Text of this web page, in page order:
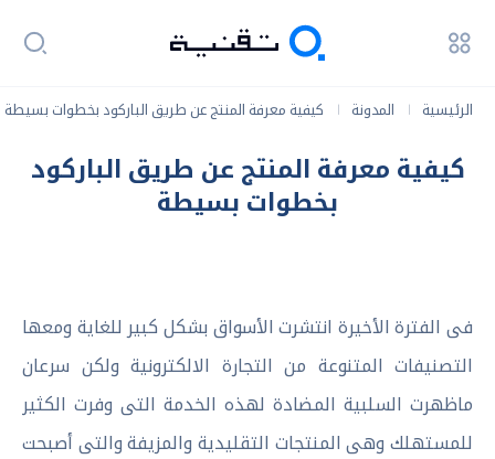
الرئيسية | المدونة | كيفية معرفة المنتج عن طريق الباركود بخطوات بسيطة
كيفية معرفة المنتج عن طريق الباركود
بخطوات بسيطة
فى الفترة الأخيرة انتشرت الأسواق بشكل كبير للغاية ومعها
التصنيفات المتنوعة من التجارة الالكترونية ولكن سرعان
ماظهرت السلبية المضادة لهذه الخدمة التى وفرت الكثير
للمستهلك وهى المنتجات التقليدية والمزيفة والتى أصبحت